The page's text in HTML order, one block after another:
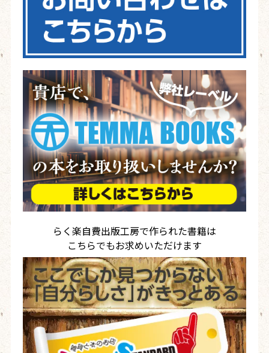
らく楽自費出版工房で作られた書籍は
こちらでもお求めいただけます